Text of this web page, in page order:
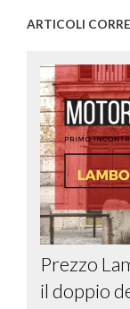
ARTICOLI
Prezzo
il doppio